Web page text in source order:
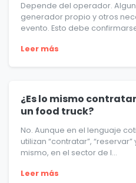
Depende del operador.
generador propio y otros
evento. Esto debe
Leer más
¿Es lo mismo
un food truck?
No. Aunque en el lenguaje
utilizan “contratar”,
mismo, en el sector de l...
Leer más